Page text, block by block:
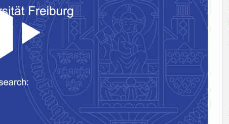
Video abspielen